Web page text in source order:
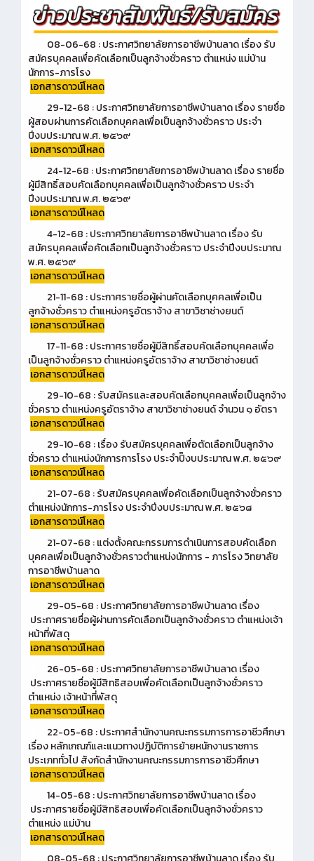
08-06-68 : ประกาศวิทยาลัยการอาชีพบ้านลาด เรื่อง รับ
สมัครบุคคลเพื่อคัดเลือกเป็นลูกจ้างชั่วคราว ตำแหน่ง แม่บ้าน
นักการ-ภารโรง
เอกสารดาวน์โหลด
29-12-68 : ประกาศวิทยาลัยการอาชีพบ้านลาด เรื่อง รายชื่อ
ผู้สอบผ่านการคัดเลือกบุคคลเพื่อเป็นลูกจ้างชั่วคราว ประจำ
ปีงบประมาณ พ.ศ. ๒๕๖๙
เอกสารดาวน์โหลด
24-12-68 : ประกาศวิทยาลัยการอาชีพบ้านลาด เรื่อง รายชื่อ
ผู้มีสิทธิ์สอบคัดเลือกบุคคลเพื่อเป็นลูกจ้างชั่วคราว ประจำ
ปีงบประมาณ พ.ศ. ๒๕๖๙
เอกสารดาวน์โหลด
4-12-68 : ประกาศวิทยาลัยการอาชีพบ้านลาด เรื่อง รับ
สมัครบุคคลเพื่อคัดเลือกเป็นลูกจ้างชั่วคราว ประจำปีงบประมาณ
พ.ศ. ๒๕๖๙
เอกสารดาวน์โหลด
21-11-68 : ประกาศรายชื่อผู้ผ่านคัดเลือกบุคคลเพื่อเป็น
ลูกจ้างชั่วคราว ตำแหน่งครูอัตราจ้าง สาขาวิชาช่างยนต์
เอกสารดาวน์โหลด
17-11-68 : ประกาศรายชื่อผู้มีสิทธิ์สอบคัดเลือกบุคคลเพื่อ
เป็นลูกจ้างชั่วคราว ตำแหน่งครูอัตราจ้าง สาขาวิชาช่างยนต์
เอกสารดาวน์โหลด
29-10-68 : รับสมัครและสอบคัดเลือกบุคคลเพื่อเป็นลูกจ้าง
ชั่วคราว ตำแหน่งครูอัตราจ้าง สาขาวิชาช่างยนด์ จำนวน ๑ อัตรา
เอกสารดาวน์โหลด
29-10-68 : เรื่อง รับสมัครบุคคลเพื่อตัดเลือกเป็นลูกจ้าง
ชั่วคราว ตำแหน่งนักการการโรง ประจำปิ๊งบประมาณ พ.ศ. ๒๕๖๙
เอกสารดาวน์โหลด
21-07-68 : รับสมัครบุคคลเพื่อคัดเลือกเป็นลูกจ้างชั่วคราว
ตำแหน่งนักการ-ภารโรง ประจำปีงบประมาณ พ.ศ. ๒๕๖๘
เอกสารดาวน์โหลด
21-07-68 : แต่งตั้งคณะกรรมการดำเนินการสอบคัดเลือก
บุคคลเพื่อเป็นลูกจ้างชั่วคราวตำแหน่งนักการ - ภารโรง วิทยาลัย
การอาชีพบ้านลาด
เอกสารดาวน์โหลด
29-05-68 : ประกาศวิทยาลัยการอาชีพบ้านลาด เรื่อง
ประกาศรายชื่อผู้ผ่านการคัดเลือกเป็นลูกจ้างชั่วคราว ตำแหน่งเจ้า
หน้าที่พัสดุ
เอกสารดาวน์โหลด
26-05-68 : ประกาศวิทยาลัยการอาชีพบ้านลาด เรื่อง
ประกาศรายชื่อผู้มีสิทธิสอบเพื่อคัดเลือกเป็นลูกจ้างชั่วคราว
ตำแหน่ง เจ้าหน้าที่พัสดุ
เอกสารดาวน์โหลด
22-05-68 : ประกาศสำนักงานคณะกรรมการการอาชีวศึกษา
เรื่อง หลักเกณฑ์และแนวทางปฏิบัติการย้ายหนักงานราชการ
ประเภททั่วไป สังกัดสำนักงานคณะกรรมการการอาชีวศึกษา
เอกสารดาวน์โหลด
14-05-68 : ประกาศวิทยาลัยการอาชีพบ้านลาด เรื่อง
ประกาศรายชื่อผู้มีสิทธิสอบเพื่อคัดเลือกเป็นลูกจ้างชั่วคราว
ตำแหน่ง แม่บ้าน
เอกสารดาวน์โหลด